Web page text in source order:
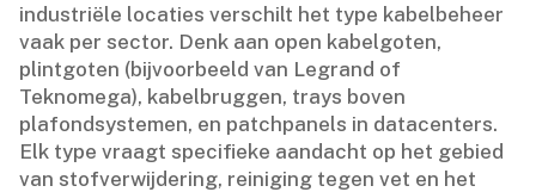
industriële locaties verschilt het type kabelbeheer
vaak per sector.​ Denk aan open kabelgoten,
plintgoten (bijvoorbeeld van Legrand of
Teknomega), kabelbruggen, trays boven
plafondsystemen, en patchpanels in datacenters.​
Elk type vraagt specifieke aandacht op het gebied
van stofverwijdering, reiniging tegen vet en het